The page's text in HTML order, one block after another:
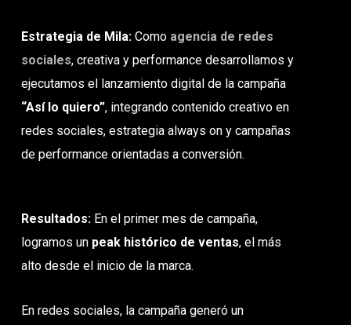
Estrategia de Mila:Como agencia de redes
sociales, creativa y performance desarrollamos y
ejecutamos el lanzamiento digital de la campaña
“Así lo quiero”, integrando contenido creativo en
redes sociales, estrategia always on y campañas
de performance orientadas a conversión.
Resultados: En el primer mes de campaña,
logramos un peak histórico de ventas, el más
alto desde el inicio de la marca.
En redes sociales, la campaña generó un